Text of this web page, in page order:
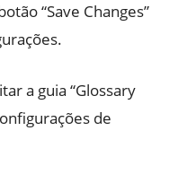
“Save Changes”
a guia “Glossary
de